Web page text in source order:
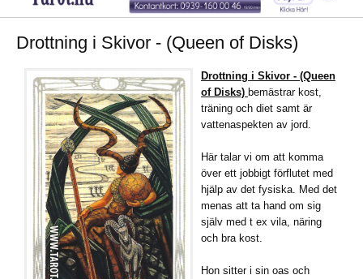
Drottning i Skivor - (Queen of Disks)
Drottning i Skivor - (Queen
of Disks) bemästrar kost,
träning och diet samt är
vattenaspekten av jord.
Här talar vi om att komma
över ett jobbigt förflutet med
hjälp av det fysiska. Med det
menas att ta hand om sig
själv med t ex vila, näring
och bra kost.
Hon sitter i sin oas och